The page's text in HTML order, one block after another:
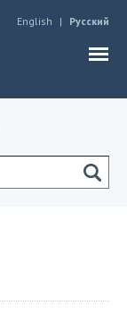
English Русский